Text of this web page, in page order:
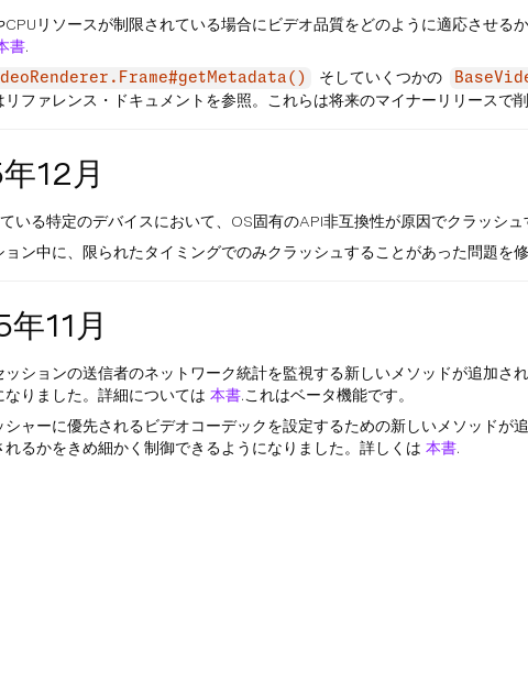
リソースが制限されている場合にビデオ品質をどのように適応させる
書.
そしていくつかの
ファレンス・ドキュメントを参照。これらは将来のマイナーリリースで削
12月
いる特定のデバイスにおいて、OS固有のAPI非互換性が原因でクラッシュ
ン中に、限られたタイミングでのみクラッシュすることがあった問題を修
11月
ションの送信者のネットワーク統計を監視する新しいメソッドが追加さ
りました。詳細については 本書.これはベータ機能です。
ャーに優先されるビデオコーデックを設定するための新しいメソッドが
るかをきめ細かく制御できるようになりました。詳しくは 本書.